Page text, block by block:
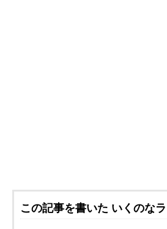
この記事を書いた いくのな